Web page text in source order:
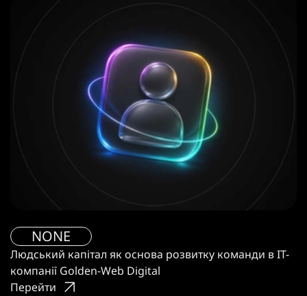
NONE
Людський капітал як основа розвитку команди в IT-
компанії Golden-Web Digital
Перейти